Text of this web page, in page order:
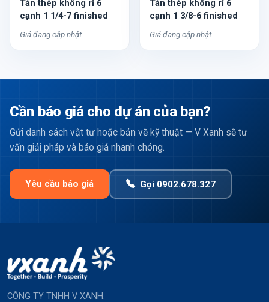
Tán thép không rỉ 6
cạnh 1 1/4-7 finished
Giá đang cập nhật
Tán thép không rỉ 6
cạnh 1 3/8-6 finished
Giá đang cập nhật
Cần báo giá cho dự án của bạn?
Gửi danh sách vật tư hoặc bản vẽ kỹ thuật — V Xanh sẽ tư
vấn giải pháp và báo giá nhanh chóng.
Yêu cầu báo giá Gọi 0902.678.327
CÔNG TY TNHH V XANH.